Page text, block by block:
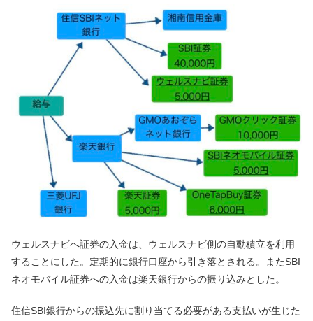
ウェルスナビへ証券の入金は、ウェルスナビ側の自動積立を利用
することにした。定期的に銀行口座から引き落とされる。またSBI
ネオモバイル証券への入金は楽天銀行からの振り込みとした。
住信SBI銀行からの振込先に割り当てる必要がある支払いが生じた